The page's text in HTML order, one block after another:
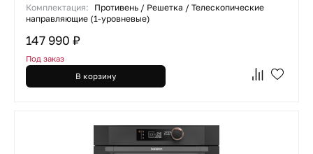
Комплектация:
Противень / Решетка / Телескопические
направляющие (1-уровневые)
147 990 ₽
Под заказ
В корзину